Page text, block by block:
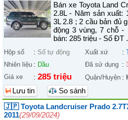
Bán xe Toyota Land
2.8L - Năm sản xuất:
3L 2.8 ; 2 cầu bản đủ
động 3 vùng, 7 chỗ -
bán: 285 triệu - Số ĐT
Hộp số : Số tự động Xuất xứ :
Nhiên liệu : Dầu Đã sử dụng :
Giá xe
: 285 triệu Quận/Huyện :
Lưu tin
So sánh
🇯🇵 Toyota Landcruiser Prado
2011(29/09/2024)